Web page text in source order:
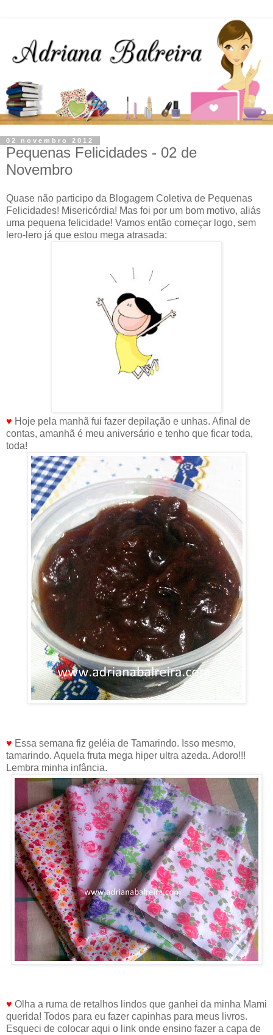
02 novembro 2012
Pequenas Felicidades - 02 de
Novembro
Quase não participo da Blogagem Coletiva de Pequenas
Felicidades! Misericórdia! Mas foi por um bom motivo, aliás
uma pequena felicidade! Vamos então começar logo, sem
lero-lero já que estou mega atrasada:
♥ Hoje pela manhã fui fazer depilação e unhas. Afinal de
contas, amanhã é meu aniversário e tenho que ficar toda,
toda!
♥ Essa semana fiz geléia de Tamarindo. Isso mesmo,
tamarindo. Aquela fruta mega hiper ultra azeda. Adoro!!!
Lembra minha infância.
♥ Olha a ruma de retalhos lindos que ganhei da minha Mami
querida! Todos para eu fazer capinhas para meus livros.
Esqueci de colocar aqui o link onde ensino fazer a capa de